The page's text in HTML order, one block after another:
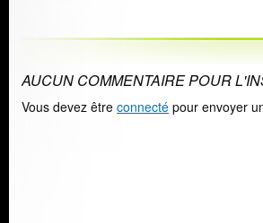
AUCUN COMMENTAIRE POUR
Vous devez être connecté pour envoyer